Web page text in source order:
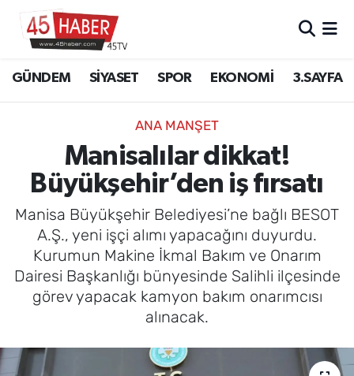
GÜNDEM SİYASET SPOR EKONOMİ 3.SAYFA
ANA MANŞET
Manisalılar dikkat!
Büyükşehir’den iş fırsatı
Manisa Büyükşehir Belediyesi’ne bağlı BESOT
A.Ş., yeni işçi alımı yapacağını duyurdu.
Kurumun Makine İkmal Bakım ve Onarım
Dairesi Başkanlığı bünyesinde Salihli ilçesinde
görev yapacak kamyon bakım onarımcısı
alınacak.
SİYASET
EKONOMİ
3.SAYFA
EĞİTİM
SAĞLIK
Manisa Hava Durumu
Manisa Namaz Vakitleri
Manisa Trafik Yoğunluk Haritası
Süper Lig Puan Durumu ve Fikstür
Tüm Manşetler
Son Dakika Haberleri